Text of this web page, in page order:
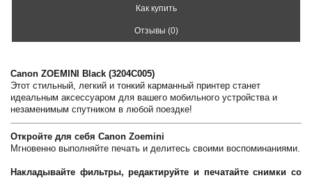
Как купить
Отзывы (0)
Canon ZOEMINI Black (3204C005)
Этот стильный, легкий и тонкий карманный принтер станет
идеальным аксессуаром для вашего мобильного устройства и
незаменимым спутником в любой поездке!
Откройте для себя Canon Zoemini
Мгновенно выполняйте печать и делитесь своими воспоминаниями.
Накладывайте фильтры, редактируйте и печатайте снимки со